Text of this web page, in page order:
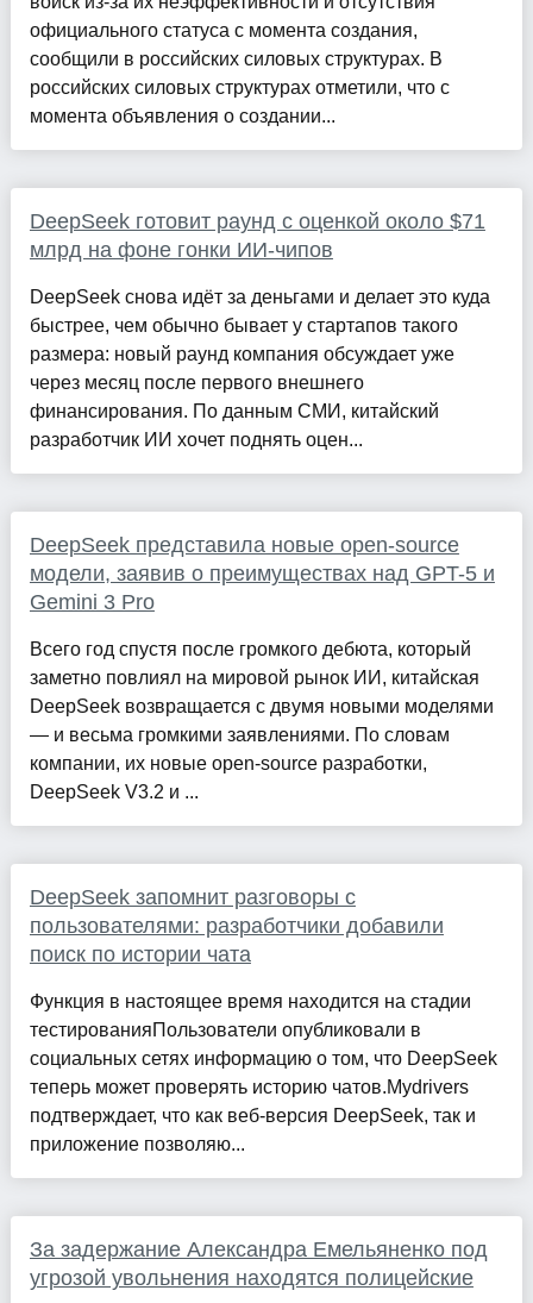
официального статуса с момента создания,
сообщили в российских силовых структурах. В
российских силовых структурах отметили, что с
момента объявления о создании...
DeepSeek готовит раунд с оценкой около $71
млрд на фоне гонки ИИ-чипов
DeepSeek снова идёт за деньгами и делает это куда
быстрее, чем обычно бывает у стартапов такого
размера: новый раунд компания обсуждает уже
через месяц после первого внешнего
финансирования. По данным СМИ, китайский
разработчик ИИ хочет поднять оцен...
DeepSeek представила новые open-source
модели, заявив о преимуществах над GPT-5 и
Gemini 3 Pro
Всего год спустя после громкого дебюта, который
заметно повлиял на мировой рынок ИИ, китайская
DeepSeek возвращается с двумя новыми моделями
— и весьма громкими заявлениями. По словам
компании, их новые open-source разработки,
DeepSeek V3.2 и ...
DeepSeek запомнит разговоры с
пользователями: разработчики добавили
поиск по истории чата
Функция в настоящее время находится на стадии
тестированияПользователи опубликовали в
социальных сетях информацию о том, что DeepSeek
теперь может проверять историю чатов.Mydrivers
подтверждает, что как веб-версия DeepSeek, так и
приложение позволяю...
За задержание Александра Емельяненко под
угрозой увольнения находятся полицейские